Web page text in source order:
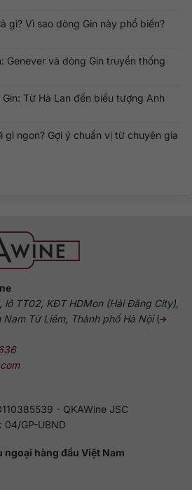
gì? Vì sao dòng Gin này phổ biến?
Genever và dòng Gin truyền thống
Từ Hà Lan đến biểu tượng Anh
gì ngon? Gợi ý chuẩn vị từ chuyên gia
lô TT02, KĐT HDMon (Hải Đăng City),
Từ Liêm, Thành phố Hà Nội(
- QKAWine JSC
GP-UBND
hàng đầu Việt Nam